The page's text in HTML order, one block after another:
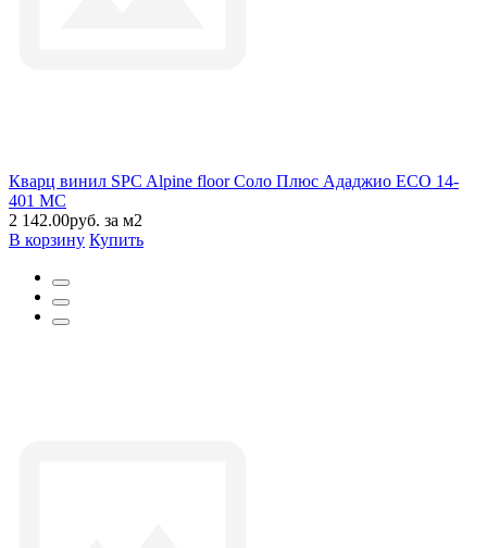
Кварц винил SPC Alpine floor Соло Плюс Ададжио ЕСО 14-
401 MC
2 142.00руб. за м2
В корзину Купить